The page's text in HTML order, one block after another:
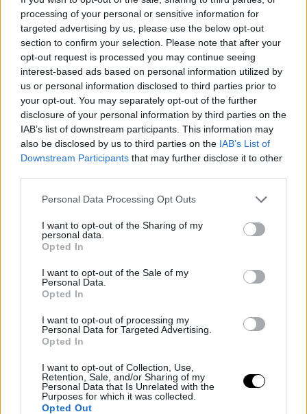
processing of your personal or sensitive information for
targeted advertising by us, please use the below opt-out
section to confirm your selection. Please note that after your
opt-out request is processed you may continue seeing
interest-based ads based on personal information utilized by
us or personal information disclosed to third parties prior to
your opt-out. You may separately opt-out of the further
disclosure of your personal information by third parties on the
IAB’s list of downstream participants. This information may
also be disclosed by us to third parties on the IAB’s List of
Downstream Participants that may further disclose it to other
Personal Data Processing Opt Outs
I want to opt-out of the Sharing of my
personal data.
Opted In
I want to opt-out of the Sale of my
Personal Data.
Opted In
I want to opt-out of processing my
Personal Data for Targeted Advertising.
Opted In
I want to opt-out of Collection, Use,
Retention, Sale, and/or Sharing of my
Personal Data that Is Unrelated with the
Purposes for which it was collected.
Opted Out
ver que voy ganando partidos sin ceder ni un set es
fantástico. El aque me está ayudando mucho, la verdad
es quee tengo una gran confianza", comentó antes de
hablar del cambio a nivel mental que se nota en él.
"Estoy madurando, he aprendido a gestionar muchas
cosas que suceden fuera de pista, eso me da mucha
tranquilidad para competir", destacó.